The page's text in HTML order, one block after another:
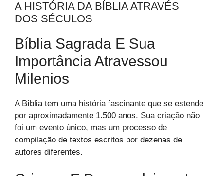
A HISTÓRIA DA BÍBLIA ATRAVÉS
DOS SÉCULOS
Bíblia Sagrada E Sua
Importância Atravessou
Milenios
A Bíblia tem uma história fascinante que se estende
por aproximadamente 1.500 anos. Sua criação não
foi um evento único, mas um processo de
compilação de textos escritos por dezenas de
autores diferentes.